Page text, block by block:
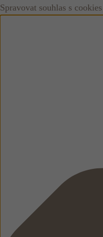
Spravovat souhlas s cookies